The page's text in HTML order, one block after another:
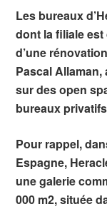
Les bureaux
dont la filiale est
d’une
Pascal Allaman,
sur des open
bureaux
Pour rappel,
Espagne,
une galerie
000 m2, située